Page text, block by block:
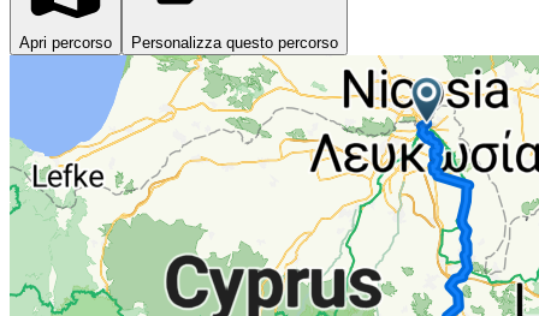
Apri percorso Personalizza questo percorso